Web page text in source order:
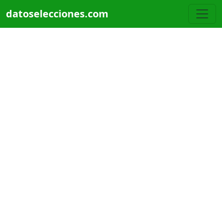
datoselecciones.com